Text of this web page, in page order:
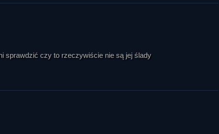
sprawdzić czy to rzeczywiście nie są jej ślady